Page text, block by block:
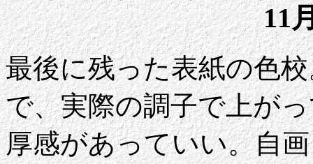
11
最後に残った表紙の色
で、実際の調子で上が
厚感があっていい。自